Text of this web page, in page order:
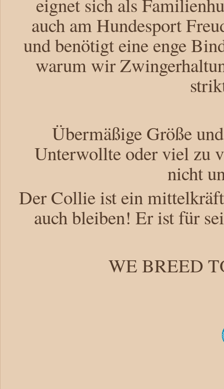
auch am Hundesport
und benötigt eine enge
warum wir
Übermäßige Größe
Unterwollte oder viel zu
nicht
Der Collie ist ein
auch bleiben! Er ist für
WE BREED